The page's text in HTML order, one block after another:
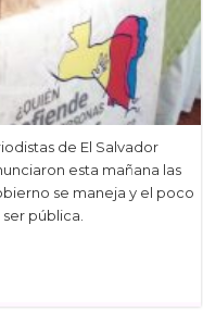
de El Salvador
esta mañana las
se maneja y el poco
pública.